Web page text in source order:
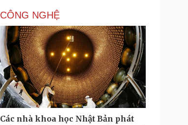
CÔNG NGHỆ
Các nhà khoa học Nhật Bản phát